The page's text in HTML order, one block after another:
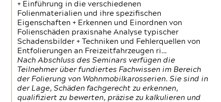
+ Einführung in die verschiedenen
Folienmaterialien und ihre spezifischen
Eigenschaften + Erkennen und Einordnen von
Folienschäden praxisnahe Analyse typischer
Schadensbilder + Techniken und Fehlerquellen von
Entfolierungen an Freizeitfahrzeugen ri…
Nach Abschluss des Seminars verfügen die
Teilnehmer über fundiertes Fachwissen im Bereich
der Folierung von Wohnmobilkarosserien. Sie sind in
der Lage, Schäden fachgerecht zu erkennen,
qualifiziert zu bewerten, präzise zu kalkulieren und